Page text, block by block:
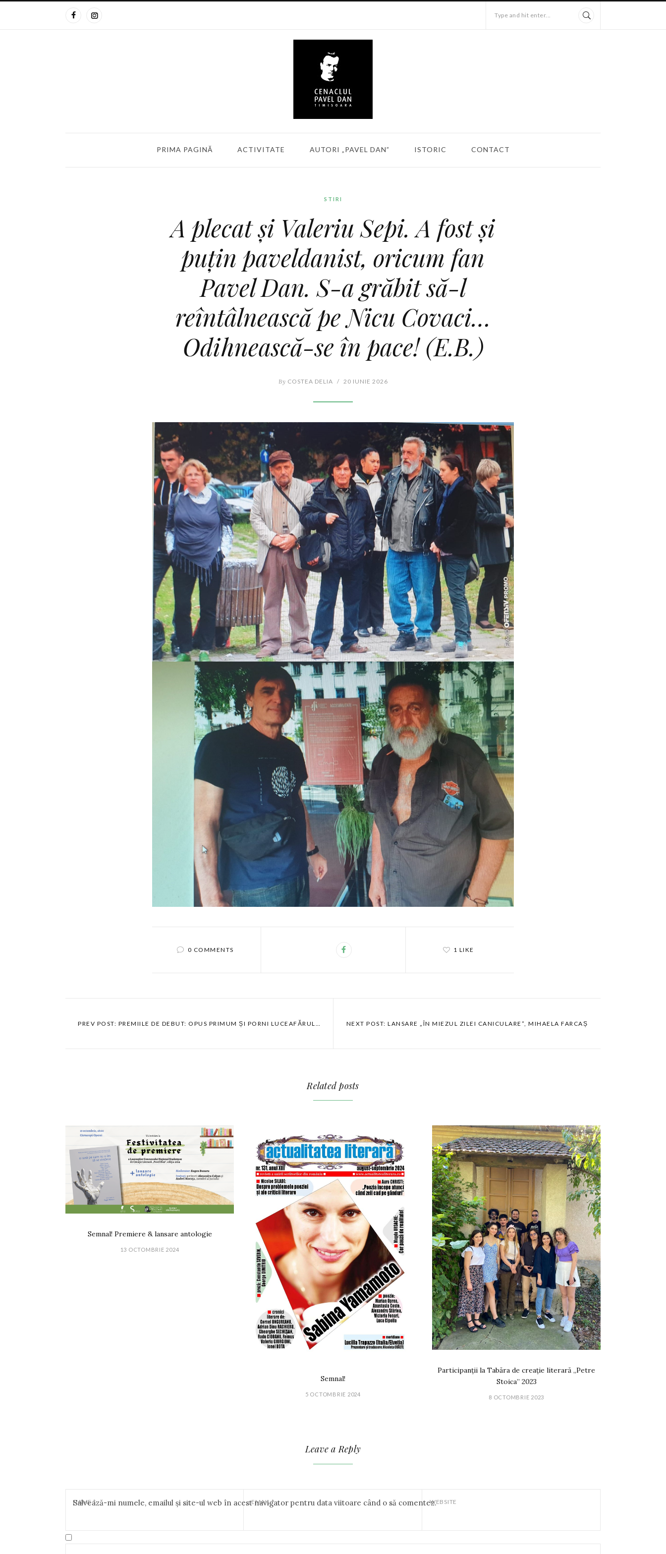
Type and hit enter...
PRIMA PAGINĂ ACTIVITATE AUTORI „PAVEL DAN” ISTORIC CONTACT
STIRI
A plecat și Valeriu Sepi. A fost și
puțin paveldanist, oricum fan
Pavel Dan. S-a grăbit să-l
reîntâlnească pe Nicu Covaci…
Odihnească-se în pace! (E.B.)
By COSTEA DELIA / 20 IUNIE 2026
0 COMMENTS 1 LIKE
PREV POST: PREMIILE DE DEBUT: OPUS PRIMUM ȘI PORNI LUCEAFĂRUL… NEXT POST: LANSARE „ÎN MIEZUL ZILEI CANICULARE”, MIHAELA FARCAȘ
Related posts
Semnal! Premiere & lansare antologie
13 OCTOMBRIE 2024
Semnal!
5 OCTOMBRIE 2024
Participanții la Tabăra de creație literară „Petre
Stoica” 2023
8 OCTOMBRIE 2023
Leave a Reply
NAME* EMAIL* WEBSITE
Salvează-mi numele, emailul și site-ul web în acest navigator pentru data viitoare când o să comentez.